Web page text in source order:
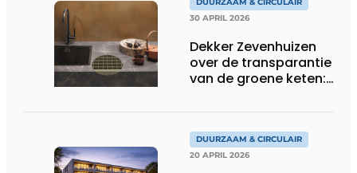
30 APRIL 2026
Dekker Zevenhuizen
over de transparantie
van de groene keten:
DUURZAAM & CIRCULAIR
20 APRIL 2026